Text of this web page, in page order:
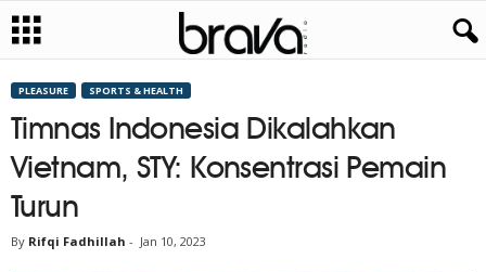
PLEASURE SPORTS & HEALTH
Timnas Indonesia Dikalahkan
Vietnam, STY: Konsentrasi Pemain
Turun
By Rifqi Fadhillah - Jan 10, 2023